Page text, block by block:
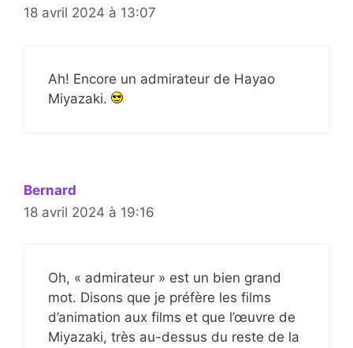
18 avril 2024 à 13:07
Ah! Encore un admirateur de Hayao
Miyazaki.
Bernard
18 avril 2024 à 19:16
Oh, « admirateur » est un bien grand
mot. Disons que je préfère les films
d’animation aux films et que l’œuvre de
Miyazaki, très au-dessus du reste de la